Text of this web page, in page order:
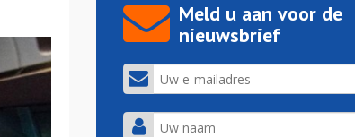
Meld u aan voor de
nieuwsbrief